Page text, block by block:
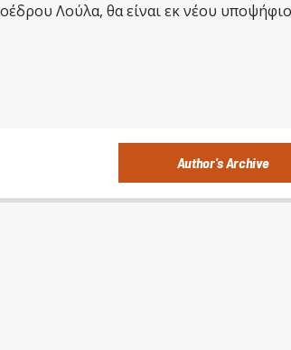
Λούλα, θα είναι εκ νέου
Author's Archive